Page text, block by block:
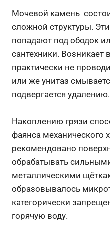
Мочевой камень
сложной структуры.
попадают под ободок
сантехники. Возникает
практически не
или же унитаз
подвергается удалению.
Накоплению грязи
фаянса механического
рекомендовано
обрабатывать
металлическими
образовывалось
категорически
горячую воду.